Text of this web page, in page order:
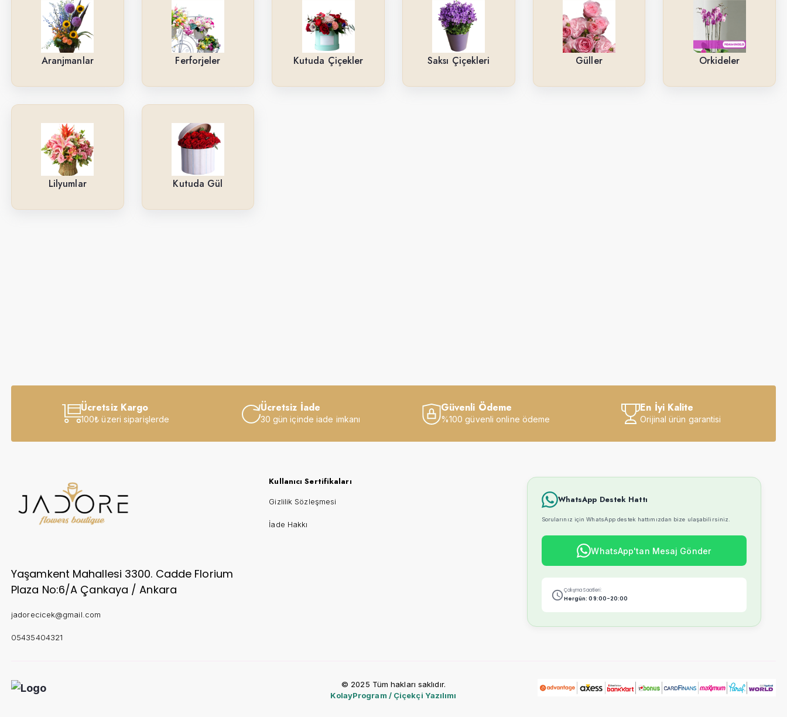
Orkideler
Ne İçin ?
Ürün Çeşitlerimiz
Aranjmanlar
Lilyumlar
Arkadaşa
Kutuda Gül
Aranjmanlar Ferforjeler Kutuda Çiçekler Saksı Çiçekleri Güller Orkideler
Lilyumlar Kutuda Gül
Ücretsiz Kargo
100₺ üzeri siparişlerde
Ücretsiz İade
30 gün içinde iade imkanı
Güvenli Ödeme
%100 güvenli online ödeme
En İyi Kalite
Orijinal ürün garantisi
Yaşamkent Mahallesi 3300. Cadde Florium
Plaza No:6/A Çankaya / Ankara
jadorecicek@gmail.com
05435404321
Kullanıcı Sertifikaları
Gizlilik Sözleşmesi
İade Hakkı
WhatsApp Destek Hattı
Sorularınız için WhatsApp destek hattımızdan bize ulaşabilirsiniz.
WhatsApp'tan Mesaj Gönder
Çalışma Saatleri:
Hergün: 09:00-20:00
© 2025 Tüm hakları saklıdır.
KolayProgram / Çiçekçi Yazılımı